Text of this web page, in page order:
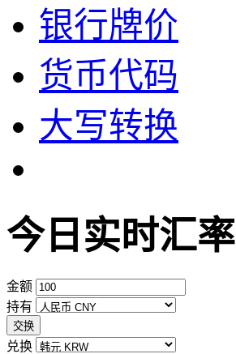
银行牌价
货币代码
大写转换
今日实时汇率
金额
持有
交换
兑换